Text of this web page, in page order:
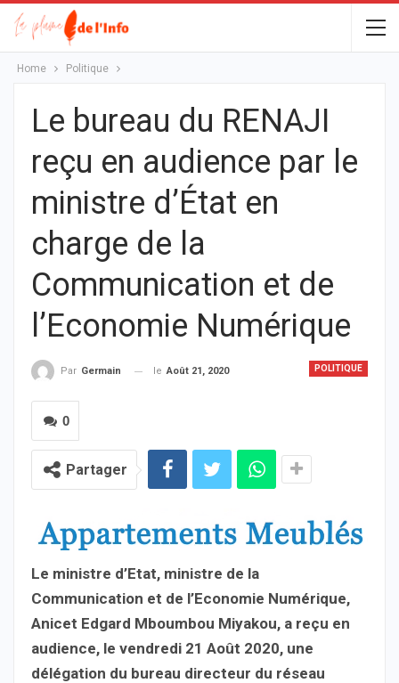
Home Politique
Le bureau du RENAJI
reçu en audience par le
ministre d’État en
charge de la
Communication et de
l’Economie Numérique
POLITIQUE
Par Germain le Août 21, 2020
0
Partager
Le ministre d’Etat, ministre de la
Communication et de l’Economie Numérique,
Anicet Edgard Mboumbou Miyakou, a reçu en
audience, le vendredi 21 Août 2020, une
délégation du bureau directeur du réseau